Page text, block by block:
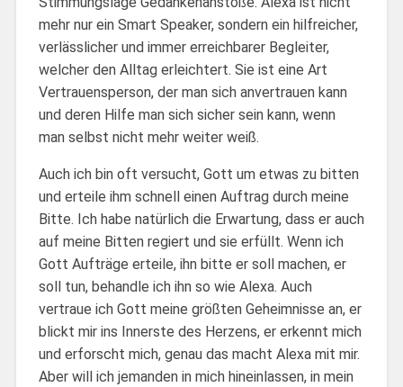
mehr nur ein Smart Speaker, sondern ein hilfreicher,
verlässlicher und immer erreichbarer Begleiter,
welcher den Alltag erleichtert. Sie ist eine Art
Vertrauensperson, der man sich anvertrauen kann
und deren Hilfe man sich sicher sein kann, wenn
man selbst nicht mehr weiter weiß.
Auch ich bin oft versucht, Gott um etwas zu bitten
und erteile ihm schnell einen Auftrag durch meine
Bitte. Ich habe natürlich die Erwartung, dass er auch
auf meine Bitten regiert und sie erfüllt. Wenn ich
Gott Aufträge erteile, ihn bitte er soll machen, er
soll tun, behandle ich ihn so wie Alexa. Auch
vertraue ich Gott meine größten Geheimnisse an, er
blickt mir ins Innerste des Herzens, er erkennt mich
und erforscht mich, genau das macht Alexa mit mir.
Aber will ich jemanden in mich hineinlassen, in mein